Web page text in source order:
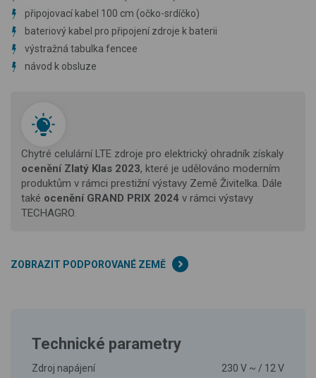
připojovací kabel 100 cm (očko-srdíčko)
bateriový kabel pro připojení zdroje k baterii
výstražná tabulka fencee
návod k obsluze
Chytré celulární LTE zdroje pro elektrický ohradník získaly
ocenění Zlatý Klas 2023, které je udělováno moderním
produktům v rámci prestižní výstavy Země Živitelka. Dále
také ocenění GRAND PRIX 2024 v rámci výstavy
TECHAGRO.
ZOBRAZIT PODPOROVANÉ ZEMĚ
Technické parametry
Zdroj napájení
230 V ~ / 12 V